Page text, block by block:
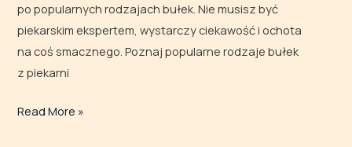
po popularnych rodzajach bułek. Nie musisz być
piekarskim ekspertem, wystarczy ciekawość i ochota
na coś smacznego. Poznaj popularne rodzaje bułek
z piekarni
Read More »